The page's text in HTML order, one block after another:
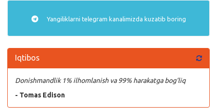
Yangiliklarni telegram kanalimizda kuzatib boring
Iqtibos
Donishmandlik 1% ilhomlanish va 99% harakatga bog’liq
- Tomas Edison